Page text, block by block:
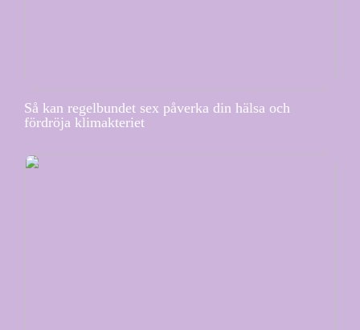
Så kan regelbundet sex påverka din hälsa och
fördröja klimakteriet